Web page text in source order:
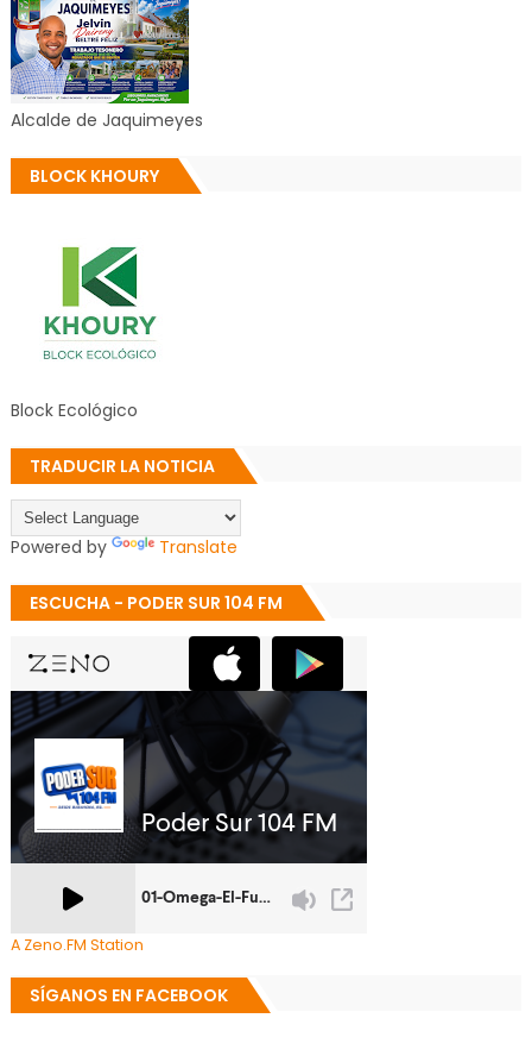
Alcalde de Jaquimeyes
BLOCK KHOURY
Block Ecológico
TRADUCIR LA NOTICIA
Powered by Translate
ESCUCHA - PODER SUR 104 FM
A Zeno.FM Station
SÍGANOS EN FACEBOOK